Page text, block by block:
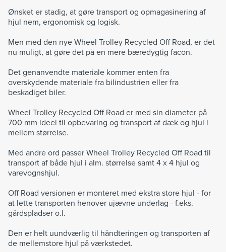
Ønsket er stadig, at gøre transport og opmagasinering af
hjul nem, ergonomisk og logisk.
Men med den nye Wheel Trolley Recycled Off Road, er det
nu muligt, at gøre det på en mere bæredygtig facon.
Det genanvendte materiale kommer enten fra
overskydende materiale fra bilindustrien eller fra
beskadiget biler.
Wheel Trolley Recycled Off Road er med sin diameter på
700 mm ideel til opbevaring og transport af dæk og hjul i
mellem størrelse.
Med andre ord passer Wheel Trolley Recycled Off Road til
transport af både hjul i alm. størrelse samt 4 x 4 hjul og
varevognshjul.
Off Road versionen er monteret med ekstra store hjul - for
at lette transporten henover ujævne underlag - f.eks.
gårdspladser o.l.
Den er helt uundværlig til håndteringen og transporten af
de mellemstore hjul på værkstedet.